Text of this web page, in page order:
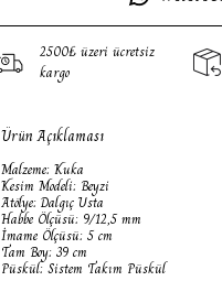
2500₺ üzeri ücretsiz
kargo
Ürün Açıklaması
Malzeme: Kuka
Kesim Modeli: Beyzi
Atölye: Dalgıç Usta
Habbe Ölçüsü: 9/12,5 mm
İmame Ölçüsü: 5 cm
Tam Boy: 39 cm
Püskül: Sistem Takım Püskül